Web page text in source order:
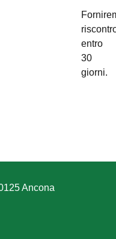
entro
30
giorni.
Ancona